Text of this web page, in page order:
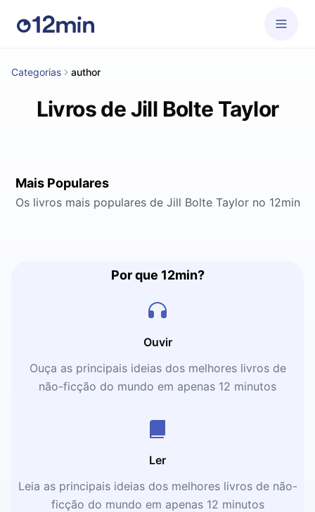
Categorias author
Livros de Jill Bolte Taylor
Mais Populares
Os livros mais populares de Jill Bolte Taylor no 12min
Por que 12min?
Ouvir
Ouça as principais ideias dos melhores livros de
não-ficção do mundo em apenas 12 minutos
Ler
Leia as principais ideias dos melhores livros de não-
ficção do mundo em apenas 12 minutos